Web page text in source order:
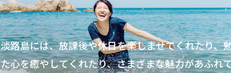
淡路島には、放課後や休日を楽しませてくれたり、
た心を癒やしてくれたり、さまざまな魅力があふれ